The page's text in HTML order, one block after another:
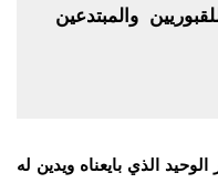
والمبتدعين
الذي بايعناه ويدين له